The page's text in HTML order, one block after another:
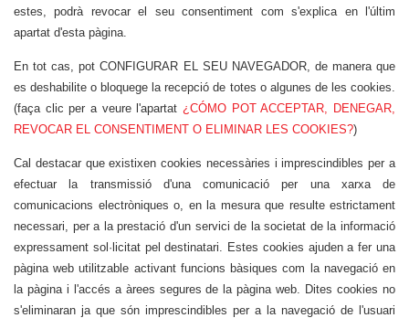
estes, podrà revocar el seu consentiment com s'explica en l'últim
apartat d'esta pàgina.
En tot cas, pot CONFIGURAR EL SEU NAVEGADOR, de manera que
es deshabilite o bloquege la recepció de totes o algunes de les cookies.
(faça clic per a veure l'apartat ¿CÓMO POT ACCEPTAR, DENEGAR,
REVOCAR EL CONSENTIMENT O ELIMINAR LES COOKIES?)
Cal destacar que existixen cookies necessàries i imprescindibles per a
efectuar la transmissió d'una comunicació per una xarxa de
comunicacions electròniques o, en la mesura que resulte estrictament
necessari, per a la prestació d'un servici de la societat de la informació
expressament sol·licitat pel destinatari. Estes cookies ajuden a fer una
pàgina web utilitzable activant funcions bàsiques com la navegació en
la pàgina i l'accés a àrees segures de la pàgina web. Dites cookies no
s'eliminaran ja que són imprescindibles per a la navegació de l'usuari